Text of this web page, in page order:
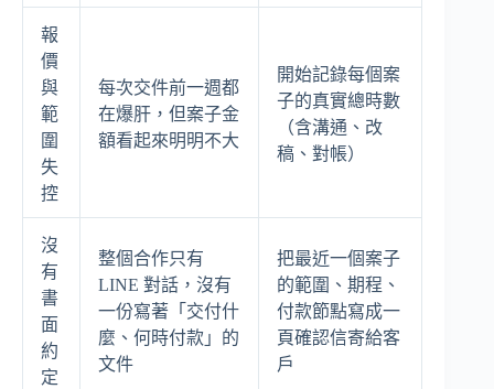
報
價
與
範
圍
失
控
每次交件前一週都
在爆肝，但案子金
額看起來明明不大
開始記錄每個案
子的真實總時數
（含溝通、改
稿、對帳）
沒
有
書
面
約
定
整個合作只有
LINE 對話，沒有
一份寫著「交付什
麼、何時付款」的
文件
把最近一個案子
的範圍、期程、
付款節點寫成一
頁確認信寄給客
戶